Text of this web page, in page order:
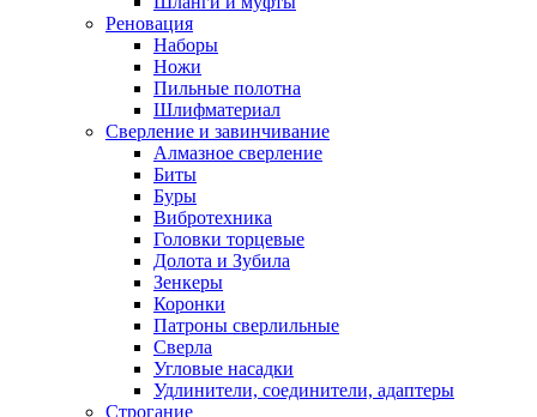
Реновация
Наборы
Ножи
Пильные полотна
Шлифматериал
Сверление и завинчивание
Алмазное сверление
Биты
Буры
Вибротехника
Головки торцевые
Долота и Зубила
Зенкеры
Коронки
Патроны сверлильные
Сверла
Угловые насадки
Удлинители, соединители, адаптеры
Строгание